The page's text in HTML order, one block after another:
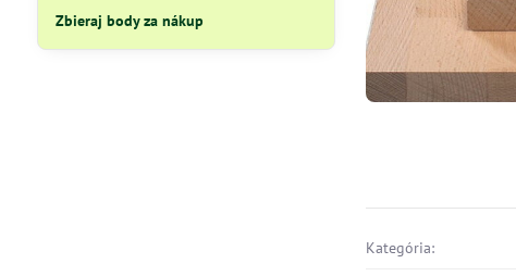
Kategória:
Zbieraj body za nákup